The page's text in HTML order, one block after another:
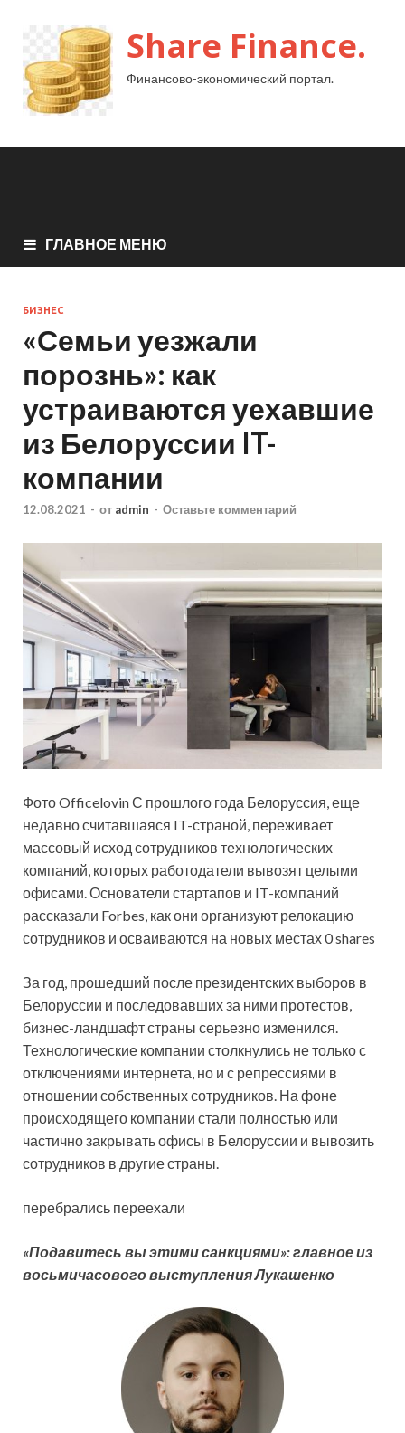
Share Finance.
Финансово-экономический портал.
ГЛАВНОЕ МЕНЮ
БИЗНЕС
«Семьи уезжали
порознь»: как
устраиваются уехавшие
из Белоруссии IT-
компании
12.08.2021 - от admin - Оставьте комментарий
Фото Officelovin С прошлого года Белоруссия, еще
недавно считавшаяся IT-страной, переживает
массовый исход сотрудников технологических
компаний, которых работодатели вывозят целыми
офисами. Основатели стартапов и IT-компаний
рассказали Forbes, как они организуют релокацию
сотрудников и осваиваются на новых местах 0 shares
За год, прошедший после президентских выборов в
Белоруссии и последовавших за ними протестов,
бизнес-ландшафт страны серьезно изменился.
Технологические компании столкнулись не только с
отключениями интернета, но и с репрессиями в
отношении собственных сотрудников. На фоне
происходящего компании стали полностью или
частично закрывать офисы в Белоруссии и вывозить
сотрудников в другие страны.
перебрались переехали
«Подавитесь вы этими санкциями»: главное из
восьмичасового выступления Лукашенко